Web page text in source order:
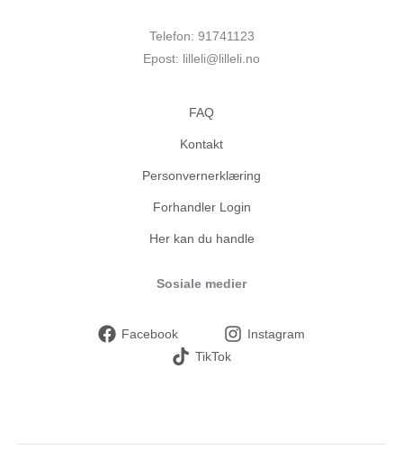
Telefon: 91741123
Epost: lilleli@lilleli.no
FAQ
Kontakt
Personvernerklæring
Forhandler Login
Her kan du handle
Sosiale medier
Facebook
Instagram
TikTok